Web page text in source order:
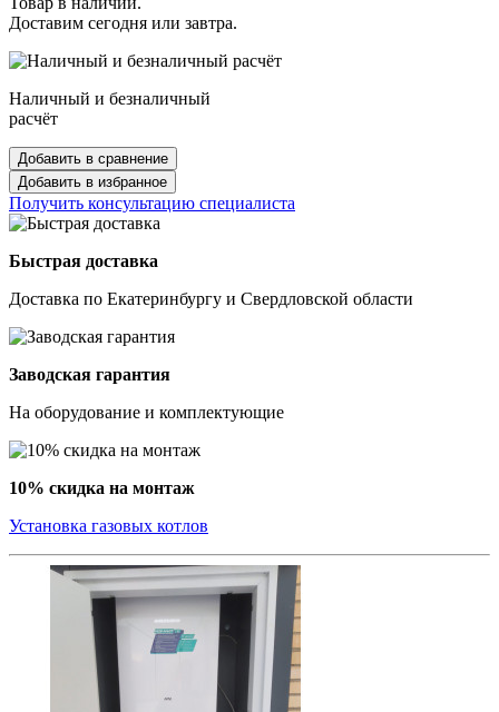
Доставим сегодня или завтра.
Наличный и безналичный
расчёт
Добавить в сравнение
Добавить в избранное
Получить консультацию специалиста
Быстрая доставка
Доставка по Екатеринбургу и Свердловской области
Заводская гарантия
На оборудование и комплектующие
10% скидка на монтаж
Установка газовых котлов